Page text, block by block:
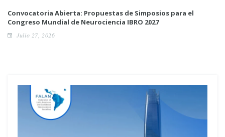
Convocatoria Abierta: Propuestas de Simposios para el
Congreso Mundial de Neurociencia IBRO 2027
Julio 27, 2026